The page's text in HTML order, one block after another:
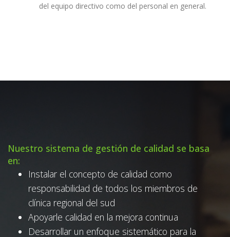
del equipo directivo como del personal en general.
Nuestro sistema de gestión de calidad se basa
en:
Instalar el concepto de calidad como
responsabilidad de todos los miembros de
clínica regional del sud
Apoyarle calidad en la mejora continua
Desarrollar un enfoque sistemático para la